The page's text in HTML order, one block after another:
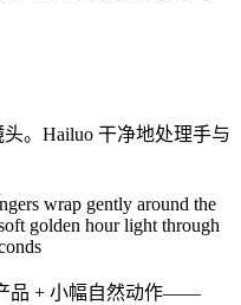
。Hailuo 干净地处理手与
wrap gently around the
golden hour light through
品 + 小幅自然动作——